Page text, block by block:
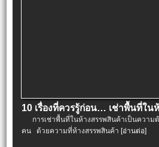
10 เรื่องที่ควรรู้ก่อน… เช่าพื้นที่ใน
การเช่าพื้นที่ในห้างสรรพสินค้าเป็นความ
คน ด้วยความที่ห้างสรรพสินค้า[อ่านต่อ]